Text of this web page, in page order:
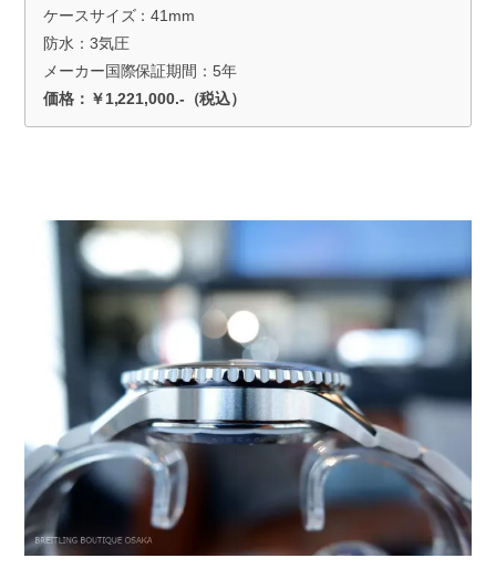
ケースサイズ：41mm
防水：3気圧
メーカー国際保証期間：5年
価格：￥1,221,000.-（税込）